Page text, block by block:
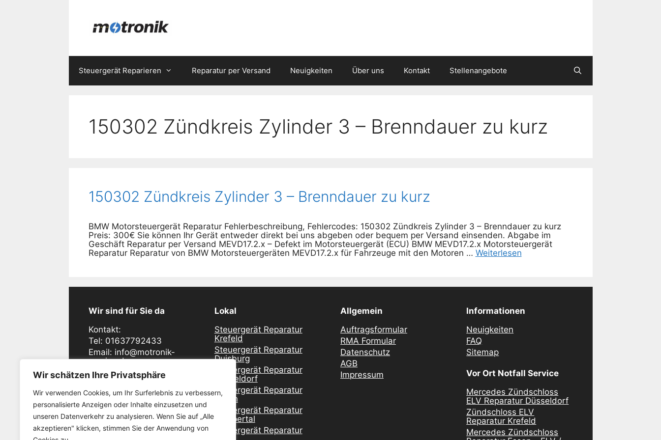
Wir schätzen Ihre Privatsphäre
Wir verwenden Cookies, um Ihr Surferlebnis zu verbessern,
personalisierte Anzeigen oder Inhalte einzusetzen und
unseren Datenverkehr zu analysieren. Wenn Sie auf „Alle
akzeptieren" klicken, stimmen Sie der Anwendung von
Steuergerät Reparieren Reparatur per Versand Neuigkeiten Über uns Kontakt Stellenangebote
150302 Zündkreis Zylinder 3 – Brenndauer zu kurz
150302 Zündkreis Zylinder 3 – Brenndauer zu kurz
BMW Motorsteuergerät Reparatur Fehlerbeschreibung, Fehlercodes: 150302 Zündkreis Zylinder 3 – Brenndauer zu kurz
Preis: 300€ Sie können Ihr Gerät entweder direkt bei uns abgeben oder bequem per Versand einsenden. Abgabe im
Geschäft Reparatur per Versand MEVD17.2.x – Defekt im Motorsteuergerät (ECU) BMW MEVD17.2.x Motorsteuergerät
Reparatur Reparatur von BMW Motorsteuergeräten MEVD17.2.x für Fahrzeuge mit den Motoren … Weiterlesen
Wir sind für Sie da
Kontakt:
Tel: 01637792433
Email: info@motronik-
service.de
Industriering Ost 48
47906 Kempen
Öffnunszeiten:
Montag - Freitag
08:30 - 17:00
Lokal
Steuergerät Reparatur
Krefeld
Steuergerät Reparatur
Duisburg
Steuergerät Reparatur
Düsseldorf
Steuergerät Reparatur
Essen
Steuergerät Reparatur
Wuppertal
Steuergerät Reparatur
Allgemein
Auftragsformular
RMA Formular
Datenschutz
AGB
Impressum
Informationen
Neuigkeiten
FAQ
Sitemap
Vor Ort Notfall Service
Mercedes Zündschloss
ELV Reparatur Düsseldorf
Zündschloss ELV
Reparatur Krefeld
Mercedes Zündschloss